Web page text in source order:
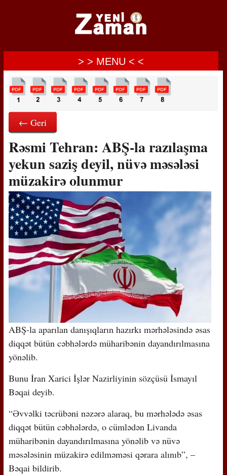
> > MENU < <
← Geri
Rəsmi Tehran: ABŞ-la razılaşma
yekun saziş deyil, nüvə məsələsi
müzakirə olunmur
ABŞ-la aparılan danışıqların hazırkı mərhələsində əsas
diqqət bütün cəbhələrdə müharibənin dayandırılmasına
yönəlib.
Bunu İran Xarici İşlər Nazirliyinin sözçüsü İsmayıl
Bəqai deyib.
“Əvvəlki təcrübəni nəzərə alaraq, bu mərhələdə əsas
diqqət bütün cəbhələrdə, o cümlədən Livanda
müharibənin dayandırılmasına yönəlib və nüvə
məsələsinin müzakirə edilməməsi qərara alınıb”, –
Bəqai bildirib.